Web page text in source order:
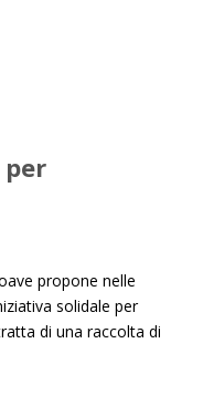
propone nelle
solidale per
di una raccolta di